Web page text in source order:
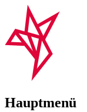
Hauptmenü